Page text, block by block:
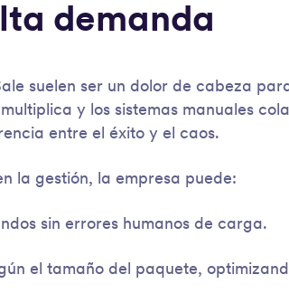
demanda
suelen ser un dolor de cabeza
y los sistemas manuales
entre el éxito y el caos.
la gestión, la empresa puede:
sin errores humanos de carga.
el tamaño del paquete,